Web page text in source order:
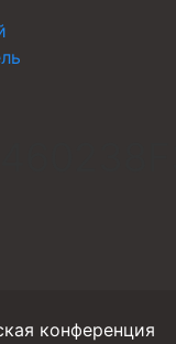
конференция